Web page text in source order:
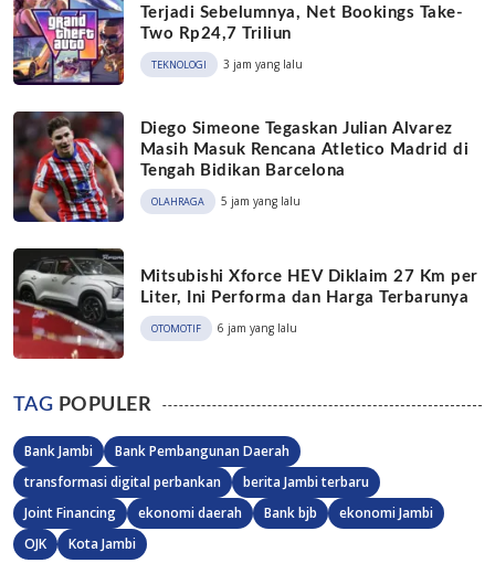
Terjadi Sebelumnya, Net Bookings Take-
Two Rp24,7 Triliun
TEKNOLOGI 3 jam yang lalu
Diego Simeone Tegaskan Julian Alvarez
Masih Masuk Rencana Atletico Madrid di
Tengah Bidikan Barcelona
OLAHRAGA 5 jam yang lalu
Mitsubishi Xforce HEV Diklaim 27 Km per
Liter, Ini Performa dan Harga Terbarunya
OTOMOTIF 6 jam yang lalu
TAG POPULER
Bank Jambi
Bank Pembangunan Daerah
transformasi digital perbankan
berita Jambi terbaru
Joint Financing
ekonomi daerah Bank bjb
ekonomi Jambi
OJK
Kota Jambi